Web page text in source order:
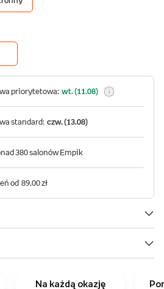
Na każdą okazję